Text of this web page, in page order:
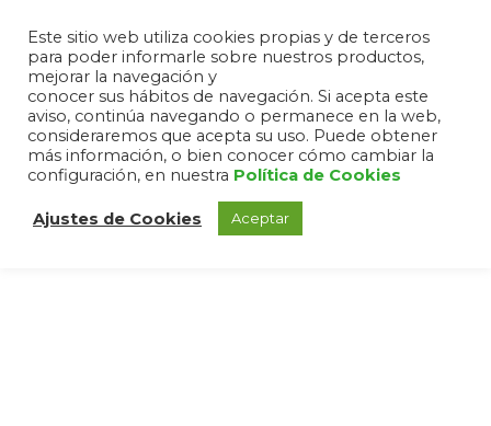
Este sitio web utiliza cookies propias y de terceros
para poder informarle sobre nuestros productos,
mejorar la navegación y
conocer sus hábitos de navegación. Si acepta este
aviso, continúa navegando o permanece en la web,
consideraremos que acepta su uso. Puede obtener
más información, o bien conocer cómo cambiar la
configuración, en nuestra Política de Cookies
Ajustes de Cookies Aceptar